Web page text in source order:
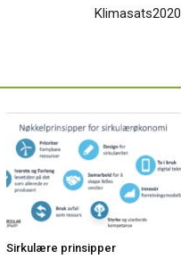
Klimasats2020
Sirkulære prinsipper